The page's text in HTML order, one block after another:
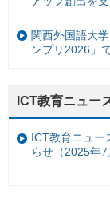
関西外国語大
ンプリ2026」
ICT教育ニュー
ICT教育ニュー
らせ（2025年7